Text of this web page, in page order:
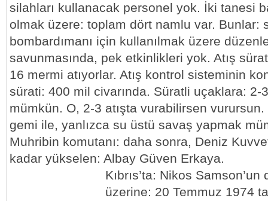
silahları kullanacak personel yok. İki tanesi
olmak üzere: toplam dört namlu var. Bunlar:
bombardımanı için kullanılmak üzere
savunmasında, pek etkinlikleri yok. Atış
16 mermi atıyorlar. Atış kontrol sisteminin
sürati: 400 mil civarında. Süratli uçaklara: 2-
mümkün. O, 2-3 atışta vurabilirsen
gemi ile, yanlızca su üstü savaş yapmak
Muhribin komutanı: daha sonra, Deniz
kadar yükselen: Albay Güven Erkaya.
Kıbrıs’ta: Nikos
üzerine: 20 Temmuz 1974